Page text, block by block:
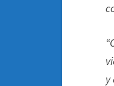
y